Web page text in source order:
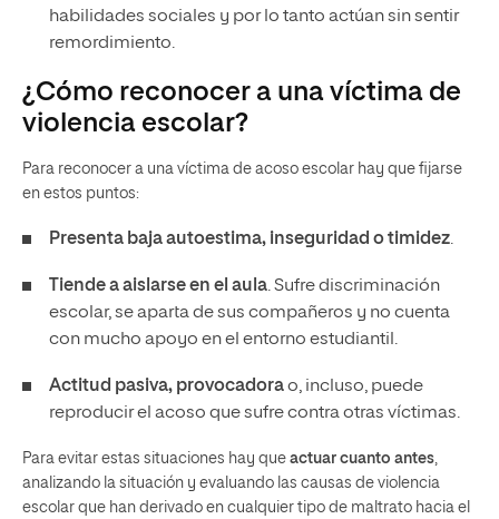
habilidades sociales y por lo tanto actúan sin sentir
remordimiento.
¿Cómo reconocer a una víctima de
violencia escolar?
Para reconocer a una víctima de acoso escolar hay que fijarse
en estos puntos:
Presenta baja autoestima, inseguridad o timidez.
Tiende a aislarse en el aula. Sufre discriminación
escolar, se aparta de sus compañeros y no cuenta
con mucho apoyo en el entorno estudiantil.
Actitud pasiva, provocadorao, incluso, puede
reproducir el acoso que sufre contra otras víctimas.
Para evitar estas situaciones hay que actuar cuanto antes
analizando la situación y evaluando las causas de violencia
escolar que han derivado en cualquier tipo de maltrato hacia el